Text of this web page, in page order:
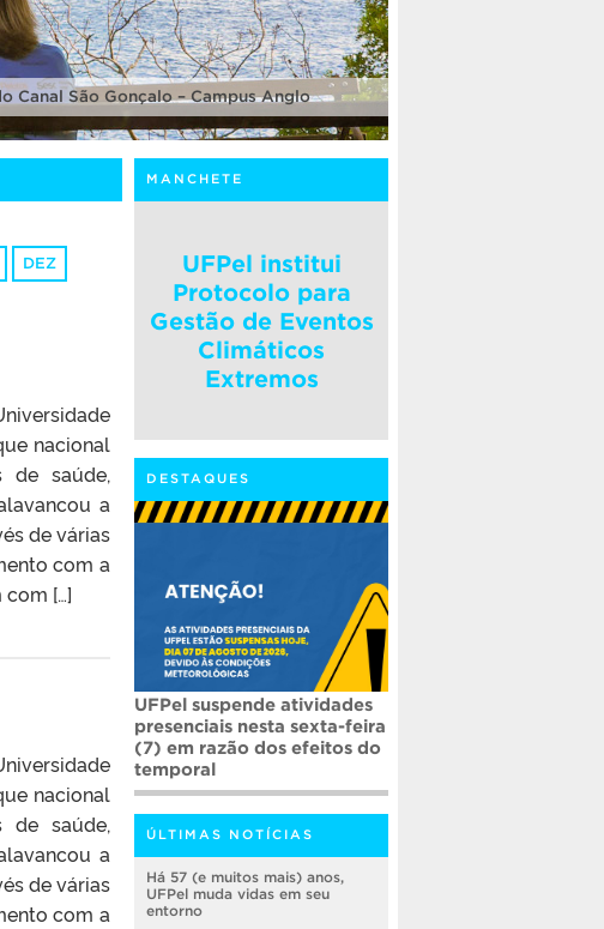
Canal São Gonçalo – Campus Anglo
DEZ
nacional
de saúde,
a
de várias
com a
[…]
nacional
de saúde,
a
de várias
com a
MANCHETE
UFPel institui
Protocolo para
Gestão de Eventos
Climáticos
Extremos
DESTAQUES
UFPel suspende atividades
presenciais nesta sexta-feira
(7) em razão dos efeitos do
temporal
ÚLTIMAS NOTÍCIAS
Há 57 (e muitos mais) anos,
UFPel muda vidas em seu
entorno